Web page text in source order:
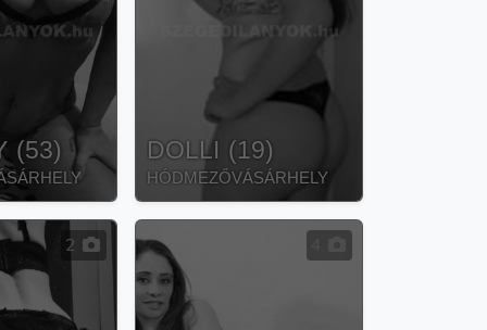
(53) DOLLI (19)
HÓDMEZŐVÁSÁRHELY
2